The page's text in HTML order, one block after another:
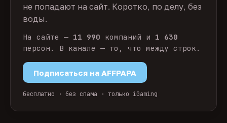
не попадают на сайт. Коротко, по делу, без
воды.
На сайте — 11 990 компаний и 1 630
персон. В канале — то, что между строк.
Подписаться на AFFPAPA
бесплатно · без спама · только iGaming